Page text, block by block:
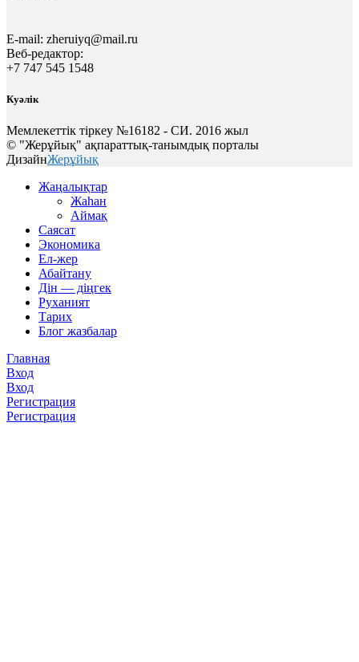
E-mail: zheruiyq@mail.ru
Веб-редактор:
+7 747 545 1548
Куәлік
Мемлекеттік тіркеу №16182 - СИ. 2016 жыл
© "Жерұйық" ақпараттық-танымдық порталы
ДизайнЖерұйық
Жаңалықтар
Жаһан
Аймақ
Саясат
Экономика
Ел-жер
Абайтану
Дін — діңгек
Руханият
Тарих
Блог жазбалар
Главная
Вход
Вход
Регистрация
Регистрация